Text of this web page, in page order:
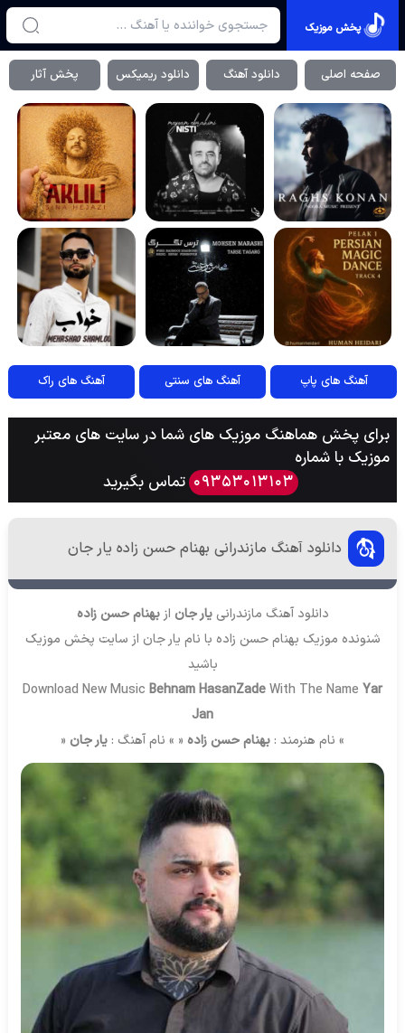
پخش موزیک
صفحه اصلی دانلود آهنگ دانلود ریمیکس پخش آثار
آهنگ های پاپ آهنگ های سنتی آهنگ های راک
برای پخش هماهنگ موزیک های شما در سایت های معتبر
موزیک با شماره
09353013103 تماس بگیرید
دانلود آهنگ مازندرانی بهنام حسن زاده یار جان
دانلود آهنگ مازندرانی یار جان ازبهنام حسن زاده
شنونده موزیک بهنام حسن زاده با نام یار جان از سایت پخش موزیک
باشید
Download New Music Behnam HasanZadeWith The Name Yar
Jan
» نام هنرمند : بهنام حسن زاده « » نام آهنگ : یار جان «